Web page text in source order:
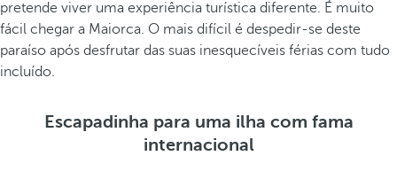
pretende viver uma experiência turística diferente. É muito
fácil chegar a Maiorca. O mais difícil é despedir-se deste
paraíso após desfrutar das suas inesquecíveis férias com tudo
incluído.
Escapadinha para uma ilha com fama
internacional